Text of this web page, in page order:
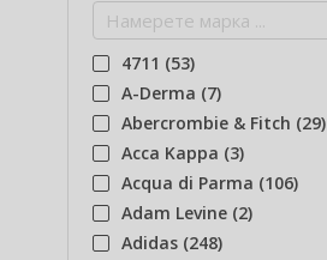
4711 (53)
A-Derma (7)
Abercrombie & Fitch (29)
Acca Kappa (3)
Acqua di Parma (106)
Adam Levine (2)
Adidas (248)